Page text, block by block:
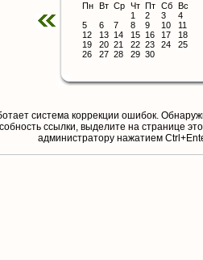
Пн Вт Ср Чт Пт Сб Вс
1
2 3
4
5
6 7 8 9 10
11
12
13 14 15 16 17
18
19
20 21 22 23 24
25
26
27 28 29 30
система коррекции ошибок.
ссылки, выделите на странице
aдминистратору нажатием